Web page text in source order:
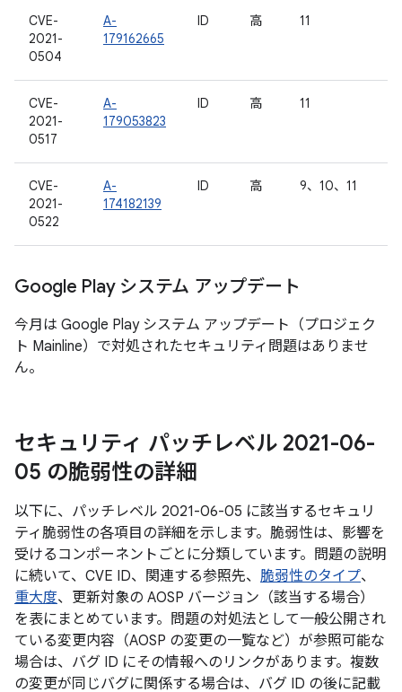
CVE-
2021-
0504
A-
179162665
ID 高 11
CVE-
2021-
0517
A-
179053823
ID 高 11
CVE-
2021-
0522
A-
174182139
ID 高 9、10、11
Google Play システム アップデート
今月は Google Play システム アップデート（プロジェク
ト Mainline）で対処されたセキュリティ問題はありませ
ん。
セキュリティ パッチレベル 2021-06-
05 の脆弱性の詳細
以下に、パッチレベル 2021-06-05 に該当するセキュリ
ティ脆弱性の各項目の詳細を示します。脆弱性は、影響を
受けるコンポーネントごとに分類しています。問題の説明
に続いて、CVE ID、関連する参照先、 脆弱性のタイプ、
重大度、更新対象の AOSP バージョン（該当する場合）
を表にまとめています。問題の対処法として一般公開され
ている変更内容（AOSP の変更の一覧など）が参照可能な
場合は、バグ ID にその情報へのリンクがあります。複数
の変更が同じバグに関係する場合は、バグ ID の後に記載